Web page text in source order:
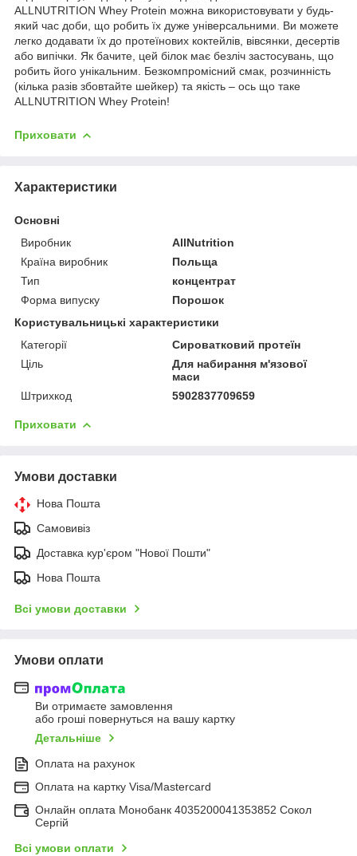
ALLNUTRITION Whey Protein можна використовувати у будь-
який час доби, що робить їх дуже універсальними. Ви можете
легко додавати їх до протеїнових коктейлів, вівсянки, десертів
або випічки. Як бачите, цей білок має безліч застосувань, що
робить його унікальним. Безкомпромісний смак, розчинність
(кілька разів збовтайте шейкер) та якість – ось що таке
ALLNUTRITION Whey Protein!
Приховати
Характеристики
Основні
Виробник
AllNutrition
Країна виробник
Польща
Тип
концентрат
Форма випуску
Порошок
Користувальницькі характеристики
Категорії
Сироватковий протеїн
Ціль
Для набирання м'язової
маси
Штрихкод
5902837709659
Приховати
Умови доставки
Нова Пошта
Самовивіз
Доставка кур'єром "Нової Пошти"
Нова Пошта
Всі умови доставки
Умови оплати
Ви отримаєте замовлення
або гроші повернуться на вашу картку
Детальніше
Оплата на рахунок
Оплата на картку Visa/Mastercard
Онлайн оплата Монобанк 4035200041353852 Сокол
Сергій
Всі умови оплати